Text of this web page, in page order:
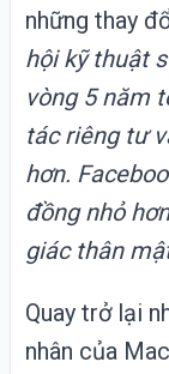
những thay
hội kỹ thuật
vòng 5 năm
tác riêng tư
hơn.
đồng nhỏ
giác thân
Quay trở lại
nhân của